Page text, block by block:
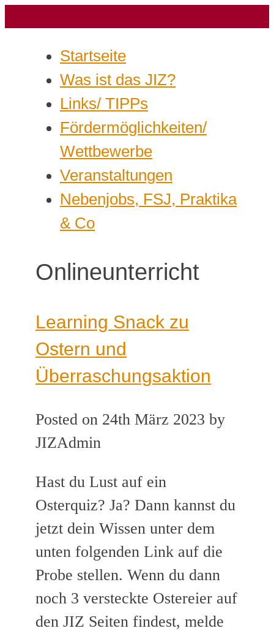
Startseite
Was ist das JIZ?
Links/ TIPPs
Fördermöglichkeiten/
Wettbewerbe
Veranstaltungen
Nebenjobs, FSJ, Praktika
& Co
Onlineunterricht
Learning Snack zu
Ostern und
Überraschungsaktion
Posted on 24th März 2023 by
JIZAdmin
Hast du Lust auf ein
Osterquiz? Ja? Dann kannst du
jetzt dein Wissen unter dem
unten folgenden Link auf die
Probe stellen. Wenn du dann
noch 3 versteckte Ostereier auf
den JIZ Seiten findest, melde